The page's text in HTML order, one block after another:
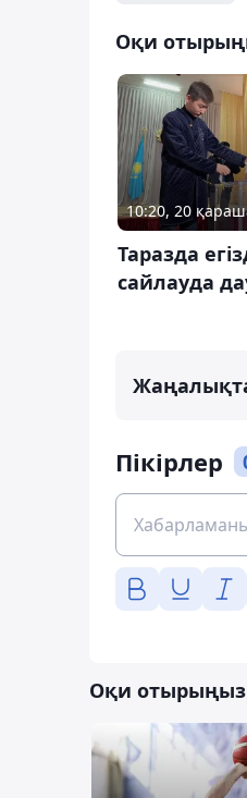
Оқи
10:20, 20
Таразда
сайлауда
Пікірлер
Оқи отырыңыз